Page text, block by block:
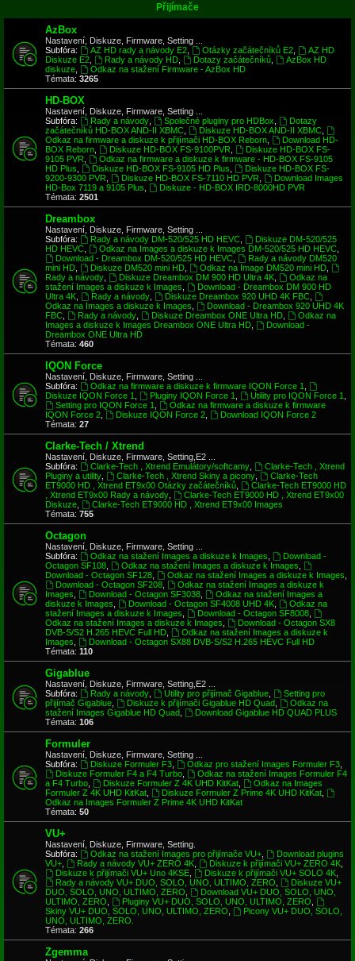
Přijímače
AzBox
Nastavení, Diskuze, Firmware, Setting ...
Subfóra:
AZ HD rady a návody E2, Otázky začátečníků E2,
AZ HD
Diskuze E2
Rady a návody HD, Dotazy začátečníků,
AzBox HD
diskuze
Odkaz na stažení Firmware - AzBox HD
Témata: 3265
HD-BOX
Nastavení, Diskuze, Firmware, Setting ...
Subfóra:
Rady a návody, Společné pluginy pro HDBox
Dotazy
začátečníků HD-BOX AND-II XBMC
Diskuze HD-BOX AND-II XBMC,
Odkaz na firmware a diskuze k přijímači HD-BOX Reborn
Download HD-
BOX Reborn
Diskuze HD-BOX FS-9100PVR
Diskuze HD-BOX FS-
9105 PVR
Odkaz na firmware a diskuze k firmware - HD-BOX FS-9105
HD Plus
Diskuze HD-BOX FS-9105 HD Plus
Diskuze HD-BOX FS-
9200-9300 PVR
Diskuze HD-BOX FS-7110 HD PVR
Download Images
HD-Box 7119 a 9105 Plus
Diskuze - HD-BOX IRD-8000HD PVR
Témata: 2501
Dreambox
Nastavení, Diskuze, Firmware, Setting ...
Subfóra:
Rady a návody DM-520/525 HD HEVC,
Diskuze DM-520/525
HD HEVC
Odkaz na Images a diskuze k Images DM-520/525 HD HEVC,
Download - Dreambox DM-520/525 HD HEVC,
Rady a návody DM520
mini HD
Diskuze DM520 mini HD, Odkaz na Image DM520 mini HD,
Rady a návody
Diskuze Dreambox DM 900 HD Ultra 4K,
Odkaz na
stažení Images a diskuze k Images
Download - Dreambox DM 900 HD
Ultra 4K
Rady a návody, Diskuze Dreambox 920 UHD 4K FBC,
Odkaz na Images a diskuze k Images
Download - Dreambox 920 UHD 4K
FBC
Rady a návody, Diskuze Dreambox ONE Ultra HD,
Odkaz na
Images a diskuze k Images Dreambox ONE Ultra HD
Download -
Dreambox ONE Ultra HD
Témata: 460
IQON Force
Nastavení, Diskuze, Firmware, Setting ...
Subfóra:
Odkaz na firmware a diskuze k firmware IQON Force 1
Diskuze IQON Force 1
Pluginy IQON Force 1 Utility pro IQON Force 1
Setting pro IQON Force 1
Odkaz na firmware a diskuze k firmware
IQON Force 2
Diskuze IQON Force 2,
Download IQON Force 2
Témata: 27
Clarke-Tech / Xtrend
Nastavení, Diskuze, Firmware, Setting,E2 ...
Subfóra:
Clarke-Tech , Xtrend Emulátory/softcamy,
Clarke-Tech , Xtrend
Pluginy a utility
Clarke-Tech , Xtrend Skiny a picony,
Clarke-Tech
ET9000 HD , Xtrend ET9x00 Otázky začátečníků
Clarke-Tech ET9000 HD
, Xtrend ET9x00 Rady a návody
Clarke-Tech ET9000 HD , Xtrend ET9x00
Diskuze
Clarke-Tech ET9000 HD , Xtrend ET9x00 Images
Témata: 755
Octagon
Nastavení, Diskuze, Firmware, Setting ...
Subfóra:
Odkaz na stažení Images a diskuze k Images
Download -
Octagon SF108
Odkaz na stažení Images a diskuze k Images
Download - Octagon SF128
Odkaz na stažení Images a diskuze k Images
Download - Octagon SF208,
Odkaz na stažení Images a diskuze k
Images
Download - Octagon SF3038,
Odkaz na stažení Images a
diskuze k Images
Download - Octagon SF4008 UHD 4K,
Odkaz na
stažení Images a diskuze k Images
Download - Octagon SF8008,
Odkaz na stažení Images a diskuze k Images
Download - Octagon SX8
DVB-S/S2 H.265 HEVC Full HD
Odkaz na stažení Images a diskuze k
Images
Download - Octagon SX88 DVB-S/S2 H.265 HEVC Full HD
Témata: 110
Gigablue
Nastavení, Diskuze, Firmware, Setting,E2 ...
Subfóra:
Rady a návody, Utility pro přijímač Gigablue,
Setting pro
přijímač Gigablue
Diskuze k přijímači Gigablue HD Quad,
Odkaz na
stažení Images Gigablue HD Quad
Download Gigablue HD QUAD PLUS
Témata: 106
Formuler
Nastavení, Diskuze, Firmware, Setting ...
Subfóra:
Diskuze Formuler F3, Odkaz pro stažení Images Formuler F3,
Diskuze Formuler F4 a F4 Turbo,
Odkaz na stažení Images Formuler F4
a F4 Turbo
Diskuze Formuler Z 4K UHD KitKat,
Odkaz na Images
Formuler Z 4K UHD KitKat
Diskuze Formuler Z Prime 4K UHD KitKat,
Odkaz na Images Formuler Z Prime 4K UHD KitKat
Témata: 50
VU+
Nastavení, Diskuze, Firmware, Setting.
Subfóra:
Odkaz na stažení Images pro přijímače VU+,
Download plugins
VU+
Rady a návody VU+ ZERO 4K, Diskuze k přijímači VU+ ZERO 4K,
Diskuze k přijímači VU+ Uno 4KSE, Diskuze k přijímači VU+ SOLO 4K,
Rady a návody VU+ DUO, SOLO, UNO, ULTIMO, ZERO
Diskuze VU+
DUO, SOLO, UNO, ULTIMO, ZERO
Download VU+ DUO, SOLO, UNO,
ULTIMO, ZERO
Pluginy VU+ DUO, SOLO, UNO, ULTIMO, ZERO
Skiny VU+ DUO, SOLO, UNO, ULTIMO, ZERO
Picony VU+ DUO, SOLO,
UNO, ULTIMO, ZERO.
Témata: 266
Zgemma